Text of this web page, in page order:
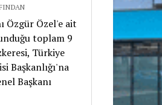
Özgür Özel'e ait
toplam 9
Türkiye
Başkanlığı'na
Başkanı